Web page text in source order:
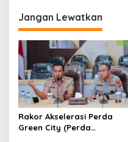
g
a
s
p
o
s
Jangan Lewatkan
Rakor Akselerasi Perda
Green City (Perda